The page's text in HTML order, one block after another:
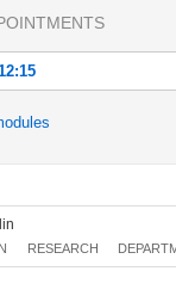
09:00 - 12:15
02 09:00 - 12:15
RESEARCH